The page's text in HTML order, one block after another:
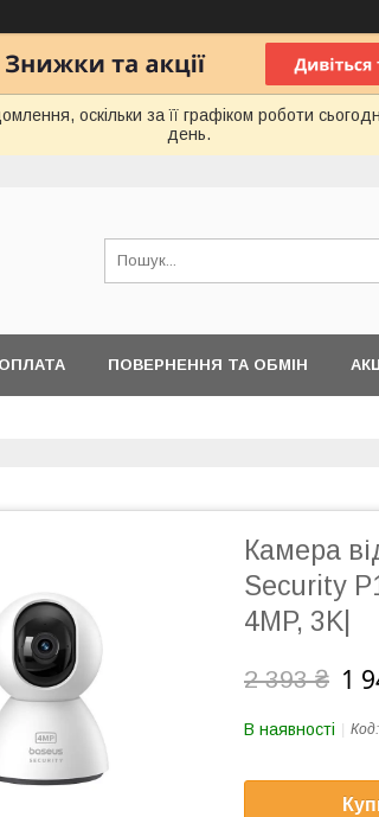
оскільки за її графіком роботи
день.
ПОВЕРНЕННЯ ТА ОБМІН
Камера
Security
4MP, 3K|
2 393 ₴ 1
В наявності Код: